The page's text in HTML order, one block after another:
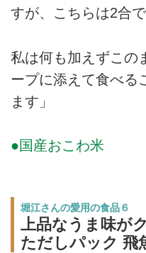
すが、こちらは2合
私は何も加えずこの
ープに添えて食べる
ます」
●国産おこわ米
堀江さんの愛用の食品６
上品なうま味が
ただしパック 飛